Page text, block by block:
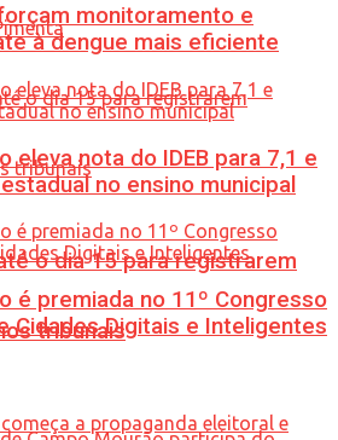
o dia 15 para registrarem
tribunais
monitoramento e
à dengue mais eficiente
eleva nota do IDEB para 7,1 e
no ensino municipal
é premiada no 11º Congresso
Cidades Digitais e Inteligentes